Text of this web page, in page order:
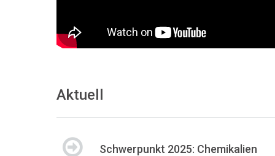
Aktuell
Schwerpunkt 2025: Chemikalien